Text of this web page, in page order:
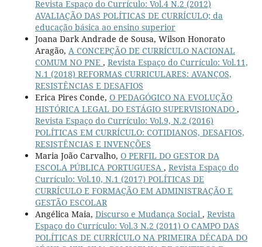
Revista Espaço do Currículo: Vol.4 N.2 (2012)
AVALIAÇÃO DAS POLÍTICAS DE CURRÍCULO; da
educação básica ao ensino superior
Joana Dark Andrade de Sousa, Wilson Honorato
Aragão, A CONCEPÇÃO DE CURRÍCULO NACIONAL
COMUM NO PNE , Revista Espaço do Currículo: Vol.11,
N.1 (2018) REFORMAS CURRICULARES: AVANÇOS,
RESISTÊNCIAS E DESAFIOS
Erica Pires Conde, O PEDAGÓGICO NA EVOLUÇÃO
HISTÓRICA LEGAL DO ESTÁGIO SUPERVISIONADO ,
Revista Espaço do Currículo: Vol.9, N.2 (2016)
POLÍTICAS EM CURRÍCULO: COTIDIANOS, DESAFIOS,
RESISTÊNCIAS E INVENÇÕES
Maria João Carvalho, O PERFIL DO GESTOR DA
ESCOLA PÚBLICA PORTUGUESA , Revista Espaço do
Currículo: Vol.10, N.1 (2017) POLÍTICAS DE
CURRÍCULO E FORMAÇÃO EM ADMINISTRAÇÃO E
GESTÃO ESCOLAR
Angélica Maia, Discurso e Mudança Social , Revista
Espaço do Currículo: Vol.3 N.2 (2011) O CAMPO DAS
POLÍTICAS DE CURRÍCULO NA PRIMEIRA DÉCADA DO